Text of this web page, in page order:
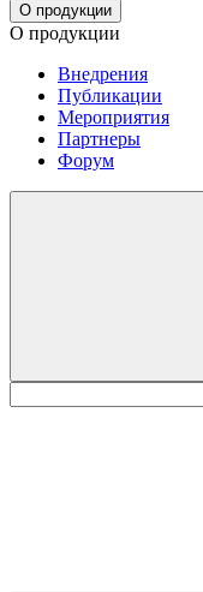
О продукции
О продукции
Внедрения
Публикации
Мероприятия
Партнеры
Форум